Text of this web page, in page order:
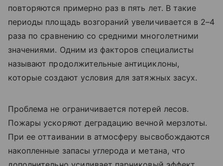
повторяются примерно раз в пять лет. В такие
периоды площадь возгораний увеличивается в 2–4
раза по сравнению со средними многолетними
значениями. Одним из факторов специалисты
называют продолжительные антициклоны,
которые создают условия для затяжных засух.
Проблема не ограничивается потерей лесов.
Пожары ускоряют деградацию вечной мерзлоты.
При ее оттаивании в атмосферу высвобождаются
накопленные запасы углерода и метана, что